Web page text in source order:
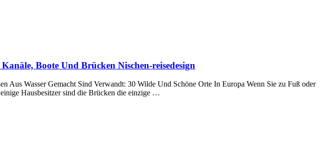
Boote Und Brücken Nischen-reisedesign
Wasser Gemacht Sind Verwandt: 30 Wilde Und Schöne Orte In Europa Wenn Sie zu Fuß oder
Hausbesitzer sind die Brücken die einzige …